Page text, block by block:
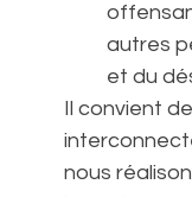
autres
et du
Il convient
nous